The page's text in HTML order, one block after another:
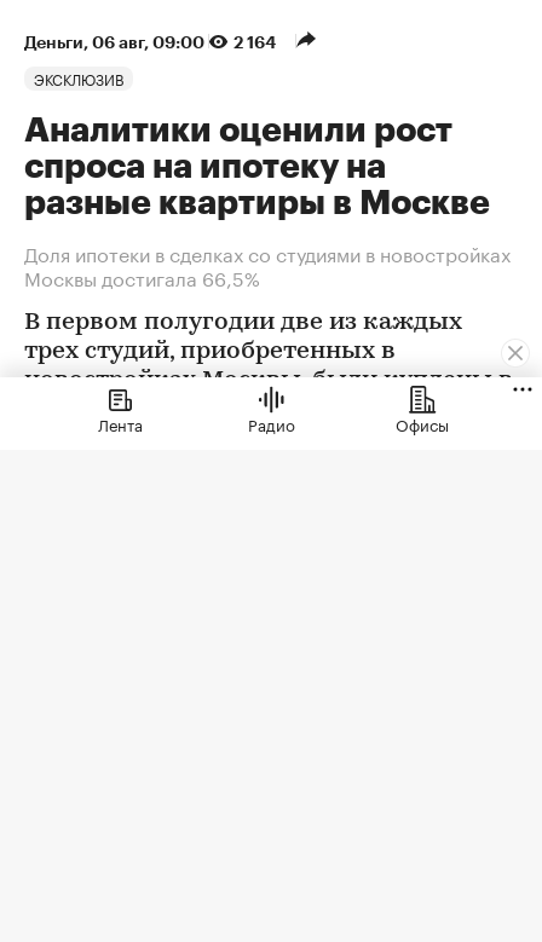
Деньги⁠, 06 авг, 09:00 2 164
ЭКСКЛЮЗИВ
Аналитики оценили рост
спроса на ипотеку на
разные квартиры в Москве
Доля ипотеки в сделках со студиями в новостройках
Москвы достигала 66,5%
В первом полугодии две из каждых
трех студий, приобретенных в
новостройках Москвы, были куплены в
ипотеку. В сегменте трешек ипотечных
сделок менее половины, а среди
Лента Радио Офисы